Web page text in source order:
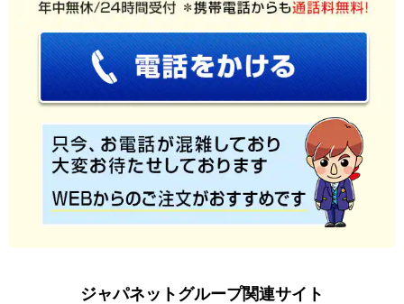
ジャパネットグループ関連サイト